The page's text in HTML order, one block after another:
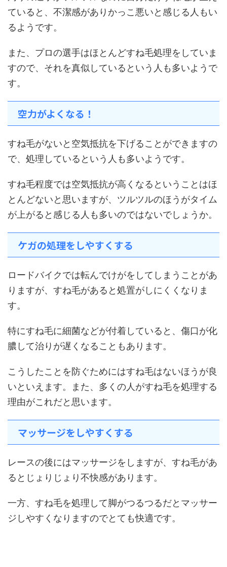
ていると、不潔感がありかっこ悪いと感じる人もい
るようです。
また、プロの選手はほとんどすね毛処理をしていま
すので、それを真似しているという人も多いようで
す。
空力がよくなる！
すね毛がないと空気抵抗を下げることができますの
で、処理しているという人も多いようです。
すね毛程度では空気抵抗が高くなるということはほ
とんどないと思いますが、ツルツルのほうがタイム
が上がると感じる人も多いのではないでしょうか。
ケガの処理をしやすくする
ロードバイクでは転んでけがをしてしまうことがあ
りますが、すね毛があると処置がしにくくなりま
す。
特にすね毛に細菌などが付着していると、傷口が化
膿して治りが遅くなることもあります。
こうしたことを防ぐためにはすね毛はないほうが良
いといえます。また、多くの人がすね毛を処理する
理由がこれだと思います。
マッサージをしやすくする
レースの後にはマッサージをしますが、すね毛があ
るとじょりじょり不快感があります。
一方、すね毛を処理して脚がつるつるだとマッサー
ジしやすくなりますのでとても快適です。